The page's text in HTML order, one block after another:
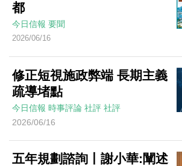
都
今日信報 要聞
2026/06/16
修正短視施政弊端 長期主義
疏導堵點
今日信報 時事評論 社評 社評
2026/06/16
五年規劃諮詢丨謝小華:闡述